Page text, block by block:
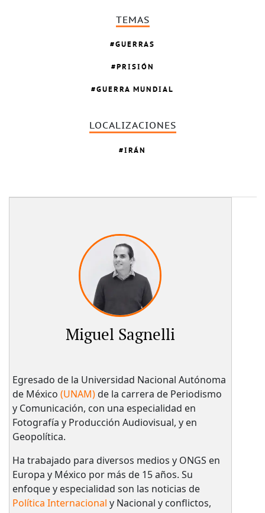
TEMAS
GUERRAS
PRISIÓN
GUERRA MUNDIAL
LOCALIZACIONES
IRÁN
Miguel Sagnelli
Egresado de la Universidad Nacional Autónoma
de México (UNAM)de la carrera de Periodismo
y Comunicación, con una especialidad en
Fotografía y Producción Audiovisual, y en
Geopolítica.
Ha trabajado para diversos medios y ONGS en
Europa y México por más de 15 años. Su
enfoque y especialidad son las noticias de
Política Internacional y Nacional y conflictos,